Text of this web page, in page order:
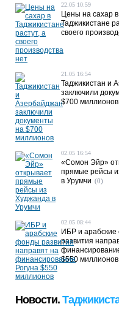
22.05 10:59
Цены на сахар в
Таджикистане
своего
21.05 16:54
Таджикистан и
заключили
$700 миллионов
02.05 16:54
«Сомон Эйр»
прямые рейсы
в Урумчи (0)
02.05 08:44
ИБР и
развития
$550 миллионов
Новости.